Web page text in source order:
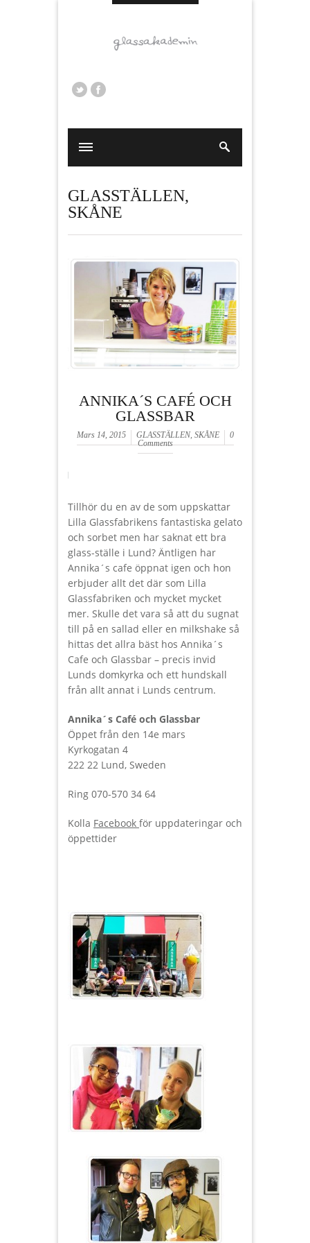
GLASSTÄLLEN,
SKÅNE
ANNIKA´S CAFÉ OCH
GLASSBAR
Mars 14, 2015 GLASSTÄLLEN, SKÅNE
0
Comments
Tillhör du en av de som uppskattar
Lilla Glassfabrikens fantastiska gelato
och sorbet men har saknat ett bra
glass-ställe i Lund? Äntligen har
Annika´s cafe öppnat igen och hon
erbjuder allt det där som Lilla
Glassfabriken och mycket mycket
mer. Skulle det vara så att du sugnat
till på en sallad eller en milkshake så
hittas det allra bäst hos Annika´s
Cafe och Glassbar – precis invid
Lunds domkyrka och ett hundskall
från allt annat i Lunds centrum.
Annika´s Café och Glassbar
Öppet från den 14e mars
Kyrkogatan 4
222 22 Lund, Sweden
Ring 070-570 34 64
Kolla Facebook för uppdateringar och
öppettider